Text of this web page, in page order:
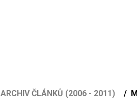
ARCHIV ČLÁNKŮ (2006 - 2011)